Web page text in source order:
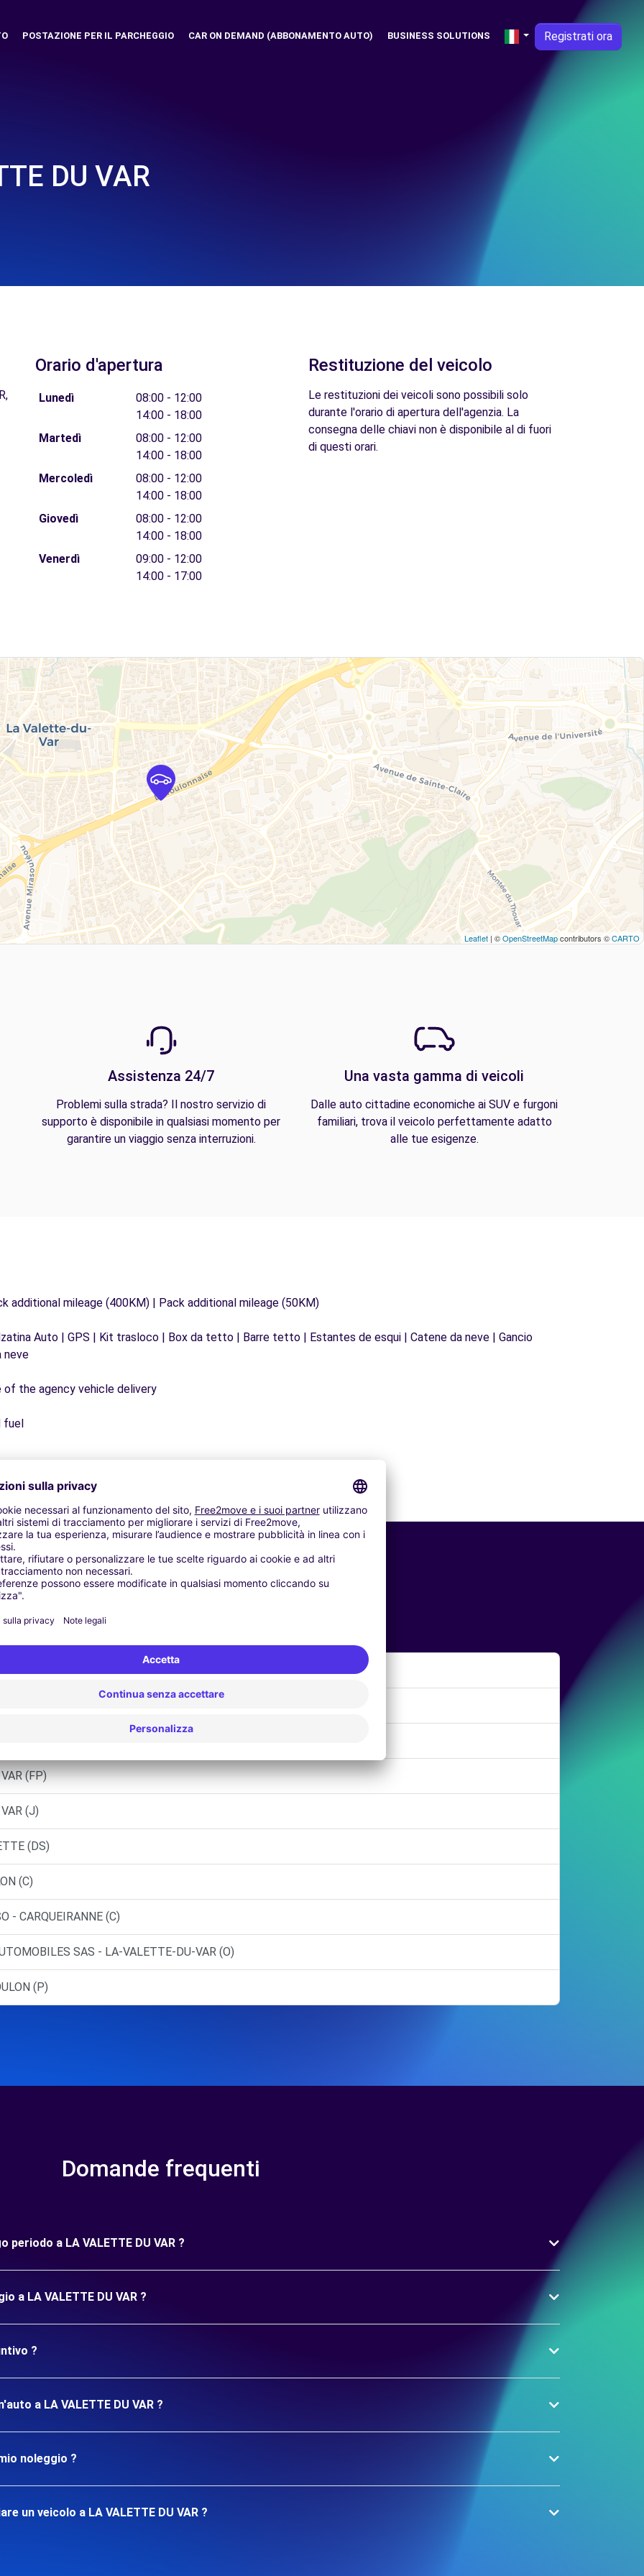
POSTAZIONE PER IL PARCHEGGIO CAR ON DEMAND (ABBONAMENTO AUTO) BUSINESS SOLUTIONS Registrati ora
DU VAR
Orario d'apertura
Lunedì
08:00 - 12:00
14:00 - 18:00
Martedì
08:00 - 12:00
14:00 - 18:00
Mercoledì
08:00 - 12:00
14:00 - 18:00
Giovedì
08:00 - 12:00
14:00 - 18:00
Venerdì
09:00 - 12:00
14:00 - 17:00
Restituzione del veicolo
Le restituzioni dei veicoli sono possibili solo
durante l'orario di apertura dell'agenzia. La
consegna delle chiavi non è disponibile al di fuori
di questi orari.
Leaflet | ©OpenStreetMapcontributors ©CARTO
Assistenza 24/7
Problemi sulla strada? Il nostro servizio di
supporto è disponibile in qualsiasi momento per
garantire un viaggio senza interruzioni.
Una vasta gamma di veicoli
Dalle auto cittadine economiche ai SUV e furgoni
familiari, trova il veicolo perfettamente adatto
alle tue esigenze.
additional mileage (400KM) | Pack additional mileage (50KM)
Auto | GPS | Kit trasloco | Box da tetto | Barre tetto | Estantes de esqui | Catene da neve | Gancio
neve
the agency vehicle delivery
fuel
(FP)
(J)
(DS)
(C)
- CARQUEIRANNE (C)
SAS - LA-VALETTE-DU-VAR (O)
(P)
Domande frequenti
a LA VALETTE DU VAR ?
a LA VALETTE DU VAR ?
?
a LA VALETTE DU VAR ?
noleggio ?
un veicolo a LA VALETTE DU VAR ?